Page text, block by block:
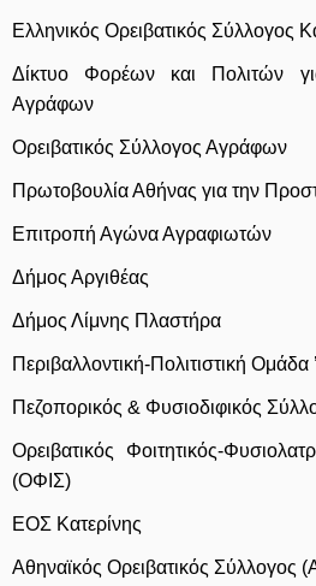
Ελληνικός Ορειβατικός Σύλλογος
Δίκτυο Φορέων και Πολιτών
Αγράφων
Ορειβατικός Σύλλογος Αγράφων
Πρωτοβουλία Αθήνας για την
Επιτροπή Αγώνα Αγραφιωτών
Δήμος Αργιθέας
Δήμος Λίμνης Πλαστήρα
Περιβαλλοντική-Πολιτιστική Ομάδα
Πεζοπορικός & Φυσιοδιφικός
Ορειβατικός Φοιτητικός-
(ΟΦΙΣ)
ΕΟΣ Κατερίνης
Αθηναϊκός Ορειβατικός Σύλλογος